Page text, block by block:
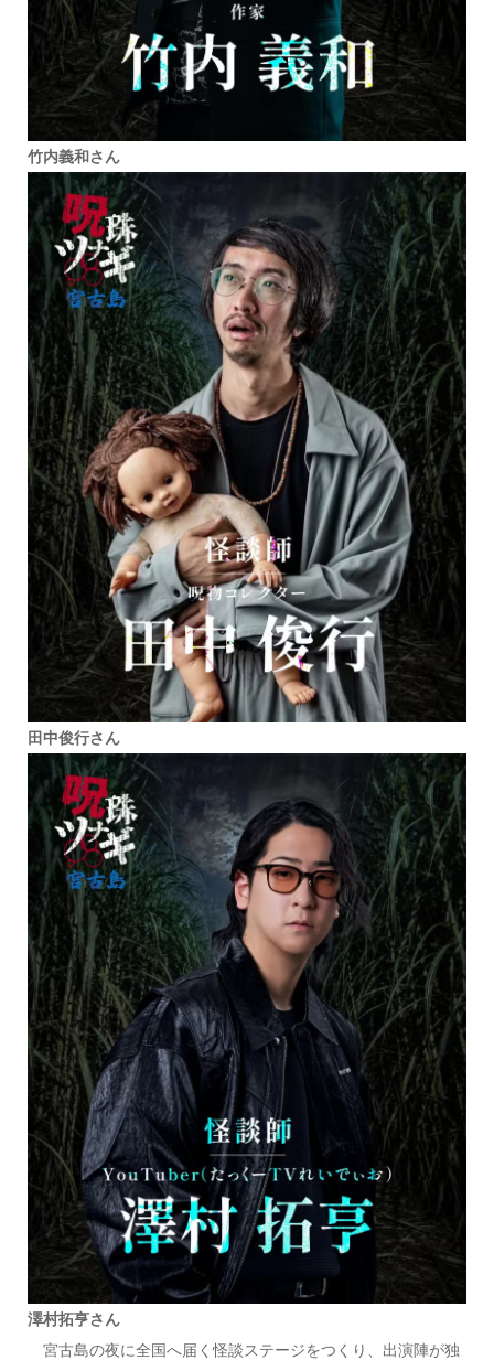
竹内義和さん
田中俊行さん
澤村拓亨さん
宮古島の夜に全国へ届く怪談ステージをつくり、出演陣が独